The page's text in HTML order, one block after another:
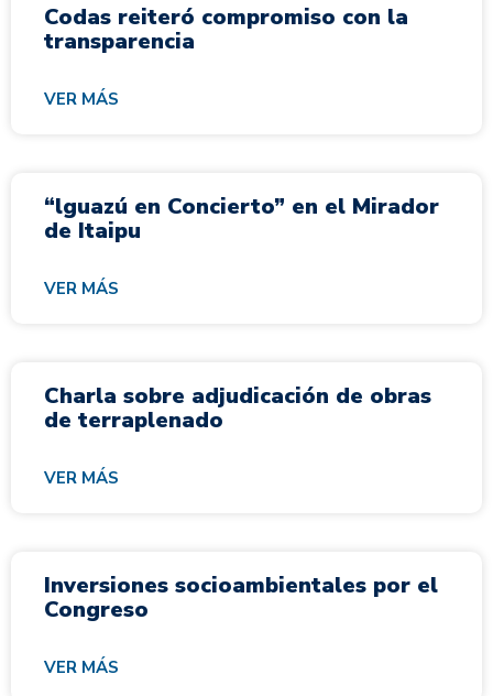
Codas reiteró compromiso con la
transparencia
VER MÁS
“lguazú en Concierto” en el Mirador
de Itaipu
VER MÁS
Charla sobre adjudicación de obras
de terraplenado
VER MÁS
Inversiones socioambientales por el
Congreso
VER MÁS